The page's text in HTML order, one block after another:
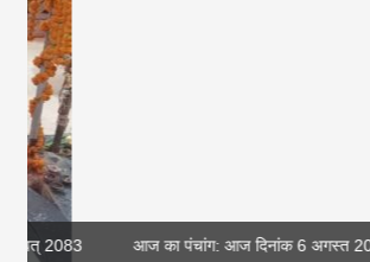
आज का पंचांग: आज दिनांक 6 अगस्त 2026 गुरुवार